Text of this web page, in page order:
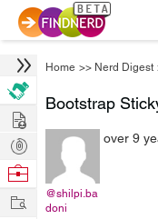
Home >> Nerd Digest
Bootstrap
@shilpi.ba
doni
over 9
Hire
Post
Projects
Browse
Work